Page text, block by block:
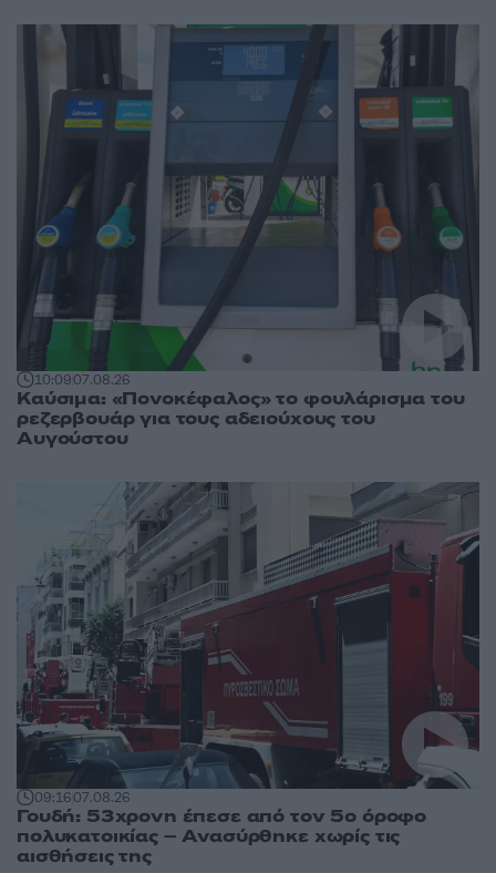
10:0907.08.26
Καύσιμα: «Πονοκέφαλος» το φουλάρισμα του
ρεζερβουάρ για τους αδειούχους του
Αυγούστου
09:1607.08.26
Γουδή: 53χρονη έπεσε από τον 5ο όροφο
πολυκατοικίας – Ανασύρθηκε χωρίς τις
αισθήσεις της